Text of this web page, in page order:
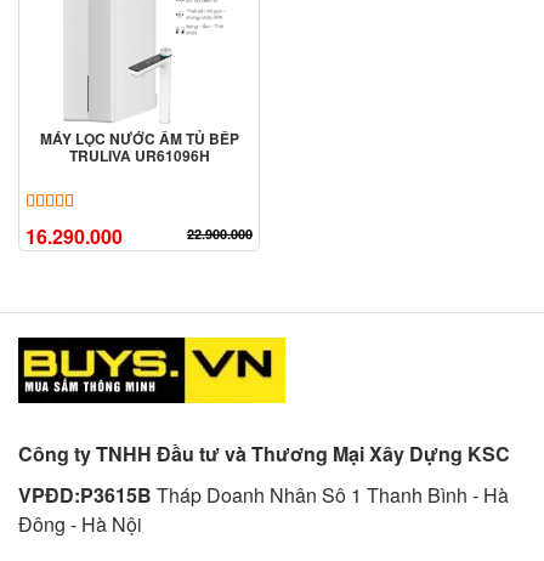
MÁY LỌC NƯỚC ÂM TỦ BẾP
TRULIVA UR61096H
16.290.000 22.900.000
Công ty TNHH Đầu tư và Thương Mại Xây Dựng KSC
VPĐD:P3615B Tháp Doanh Nhân Sô 1 Thanh Bình - Hà
Đông - Hà Nội